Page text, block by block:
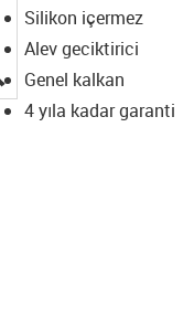
igus-icon-lupe
Silikon içermez
Alev geciktirici
Genel kalkan
4 yıla kadar garanti